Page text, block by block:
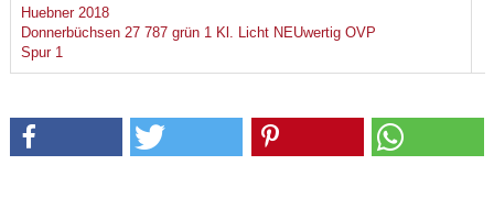
Huebner 2018
Donnerbüchsen 27 787 grün 1 Kl. Licht NEUwertig OVP
Spur 1